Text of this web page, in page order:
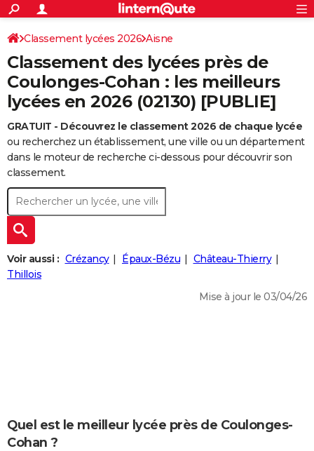
ACTUALITÉS
Politique
Société
Faits Divers
Education
Monde
Villes
+
SPORT
Coupe du monde 2026
Football
Tennis
Cyclisme
Rugby
Forum
CULTURE
Programme TV
TNT
Streaming
Cinéma
Sorties cinéma
Musique
+FINANCE
Retraite
Impôts
Epargne
Immobilier
Risques naturels par ville
Banque
Assurance
Crédit
AUTO
Essais
Réserver un essai
Citadines
Berlines
SUV
Forum auto
+
HIGH-TECH
BRICOLAGE
Forum
Aménagement intérieur
Extérieur
Cuisine
Salle de bains
Jardinage
Rangement
+WEEK-END
Guides de France
Escapades
Patrimoine
Expositions
Musées
Week-end nature
+
LIFESTYLE
Art de vivre
Bien-être
Loisirs
Mode
Modes de vie
+ SANTE
Carte de Noël
Carte Bonne année
Carte Saint-Valentin
Carte Pâques
Carte d'anniversaire
DICTIONNAIRE
S'inscrire
Connexion
Classement lycées 2026 Aisne
Classement des lycées près de
Coulonges-Cohan : les meilleurs
lycées en 2026 (02130) [PUBLIE]
GRATUIT - Découvrez le classement 2026 de chaque lycée
ou recherchez un établissement, une ville ou un département
dans le moteur de recherche ci-dessous pour découvrir son
classement.
Voir aussi : Crézancy Épaux-Bézu
Château-Thierry
Thillois
Mise à jour le 03/04/26
Quel est le meilleur lycée près de Coulonges-
Cohan ?